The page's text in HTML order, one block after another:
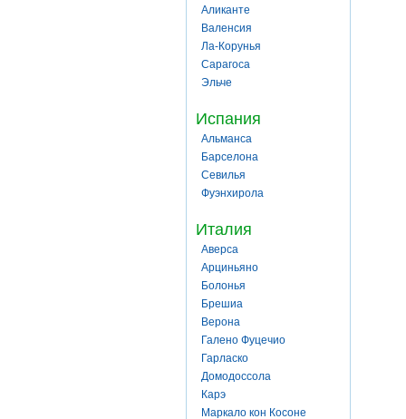
Аликанте
Валенсия
Ла-Корунья
Сарагоса
Эльче
Испания
Альманса
Барселона
Севилья
Фуэнхирола
Италия
Аверса
Арциньяно
Болонья
Брешиа
Верона
Галено Фуцечио
Гарласко
Домодоссола
Карэ
Маркало кон Косоне